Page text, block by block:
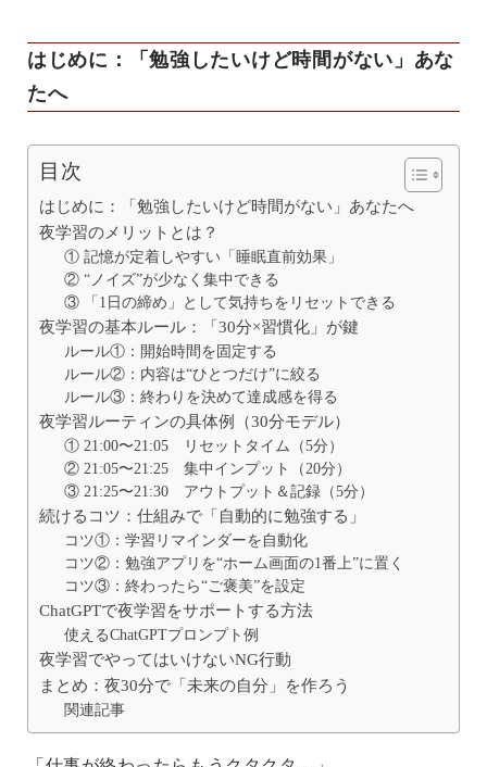
はじめに：「勉強したいけど時間がない」あな
たへ
目次
はじめに：「勉強したいけど時間がない」あなたへ
夜学習のメリットとは？
① 記憶が定着しやすい「睡眠直前効果」
② “ノイズ”が少なく集中できる
③ 「1日の締め」として気持ちをリセットできる
夜学習の基本ルール：「30分×習慣化」が鍵
ルール①：開始時間を固定する
ルール②：内容は“ひとつだけ”に絞る
ルール③：終わりを決めて達成感を得る
夜学習ルーティンの具体例（30分モデル）
① 21:00〜21:05 リセットタイム（5分）
② 21:05〜21:25 集中インプット（20分）
③ 21:25〜21:30 アウトプット＆記録（5分）
続けるコツ：仕組みで「自動的に勉強する」
コツ①：学習リマインダーを自動化
コツ②：勉強アプリを“ホーム画面の1番上”に置く
コツ③：終わったら“ご褒美”を設定
ChatGPTで夜学習をサポートする方法
使えるChatGPTプロンプト例
夜学習でやってはいけないNG行動
まとめ：夜30分で「未来の自分」を作ろう
関連記事